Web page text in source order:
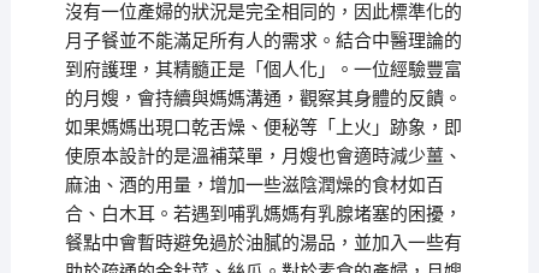
沒有一位產婦的狀況是完全相同的，因此標準化的
月子餐並不能滿足所有人的需求。結合中醫理論的
到府護理，其精髓正是「個人化」。一位經驗豐富
的月嫂，會持續與媽媽溝通，觀察其身體的反饋。
如果媽媽出現口乾舌燥、便秘等「上火」跡象，即
使原本設計的是溫補菜單，月嫂也會適時減少薑、
麻油、酒的用量，增加一些滋陰潤燥的食材如百
合、白木耳。若遇到哺乳媽媽有乳腺堵塞的困擾，
餐點中會暫時避免過於油膩的湯品，並加入一些有